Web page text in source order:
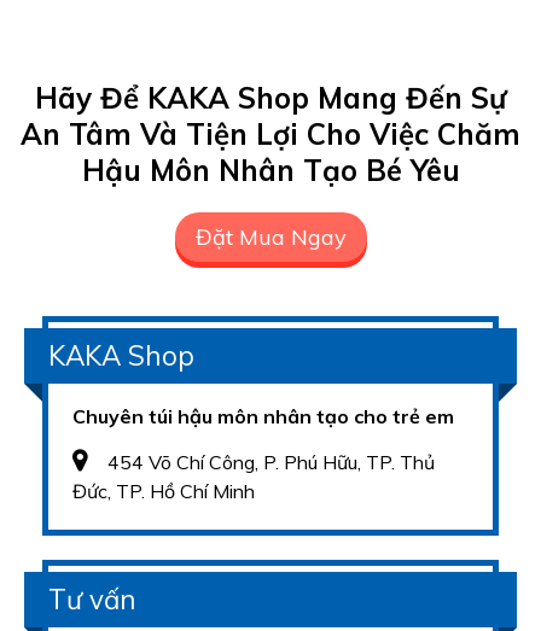
Hãy Để KAKA Shop Mang Đến Sự
An Tâm Và Tiện Lợi Cho Việc Chăm
Hậu Môn Nhân Tạo Bé Yêu
Đặt Mua Ngay
KAKA Shop
Chuyên túi hậu môn nhân tạo cho trẻ em
454 Võ Chí Công, P. Phú Hữu, TP. Thủ
Đức, TP. Hồ Chí Minh
Tư vấn